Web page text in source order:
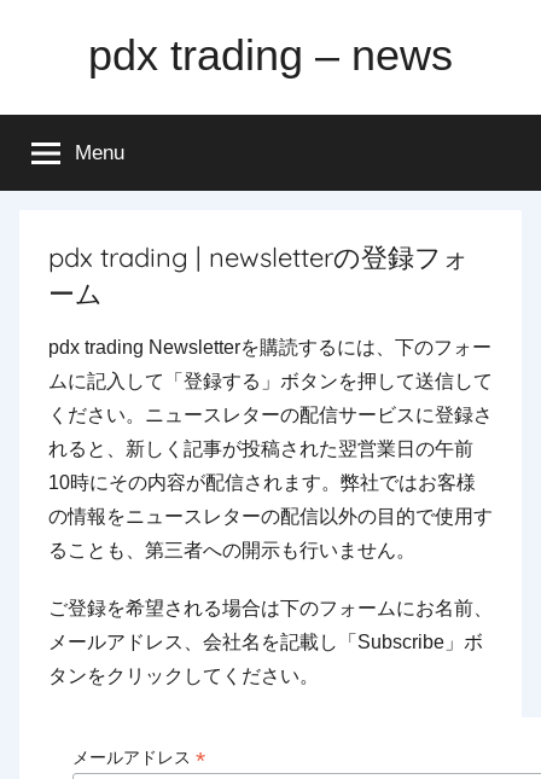
pdx trading – news
Menu
pdx trading | newsletterの登録フォ
ーム
pdx trading Newsletterを購読するには、下のフォー
ムに記入して「登録する」ボタンを押して送信して
ください。ニュースレターの配信サービスに登録さ
れると、新しく記事が投稿された翌営業日の午前
10時にその内容が配信されます。弊社ではお客様
の情報をニュースレターの配信以外の目的で使用す
ることも、第三者への開示も行いません。
ご登録を希望される場合は下のフォームにお名前、
メールアドレス、会社名を記載し「Subscribe」ボ
タンをクリックしてください。
メールアドレス *